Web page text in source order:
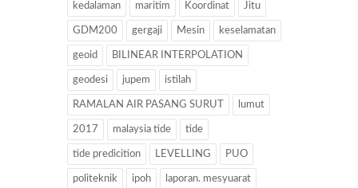
kedalaman maritim Koordinat Jitu
GDM200 gergaji Mesin keselamatan
geoid BILINEAR INTERPOLATION
geodesi jupem istilah
RAMALAN AIR PASANG SURUT lumut
2017 malaysia tide tide
tide predicition LEVELLING PUO
politeknik ipoh laporan. mesyuarat